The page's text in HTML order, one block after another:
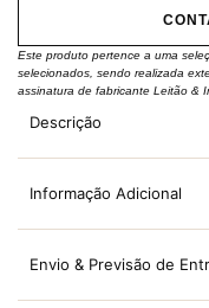
Este produto pertence a uma
selecionados, sendo realizada
assinatura de fabricante Leitão &
Descrição
Informação Adicional
Envio & Previsão de